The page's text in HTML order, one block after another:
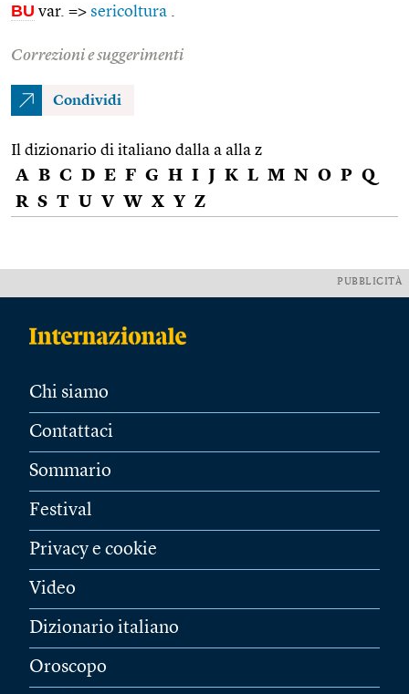
BU var. => sericoltura
Correzioni e suggerimenti
Condividi
Il dizionario di italiano dalla a alla z
A B C D E F G H I J K L M N O P Q
R S T U V W X Y Z
PUBBLICITÀ
Chi siamo
Contattaci
Sommario
Festival
Privacy e cookie
Video
Dizionario italiano
Oroscopo